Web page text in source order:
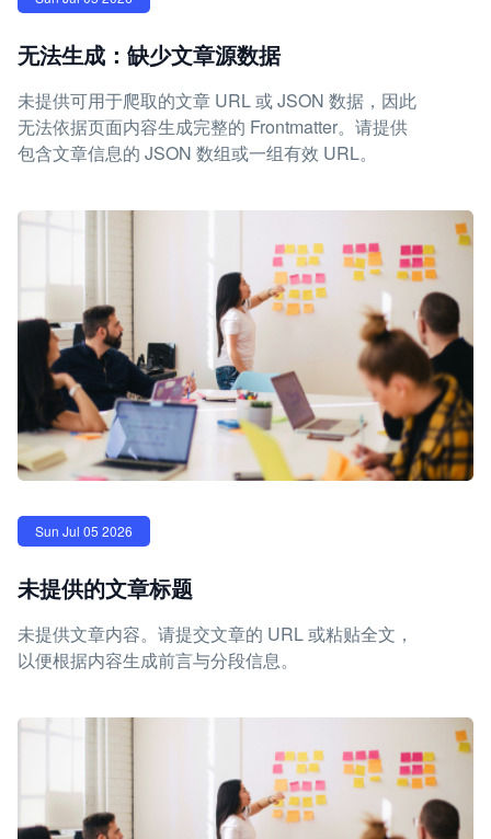
无法生成：缺少文章源数据
未提供可用于爬取的文章 URL 或 JSON 数据，因此
无法依据页面内容生成完整的 Frontmatter。请提供
包含文章信息的 JSON 数组或一组有效 URL。
Sun Jul 05 2026
未提供的文章标题
未提供文章内容。请提交文章的 URL 或粘贴全文，
以便根据内容生成前言与分段信息。